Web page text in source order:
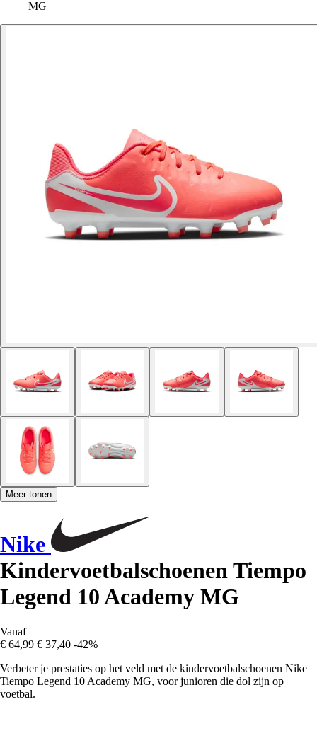
MG
Meer tonen
Nike
Kindervoetbalschoenen Tiempo
Legend 10 Academy MG
Vanaf
€ 64,99 € 37,40 -42%
Verbeter je prestaties op het veld met de kindervoetbalschoenen Nike
Tiempo Legend 10 Academy MG, voor junioren die dol zijn op
voetbal.